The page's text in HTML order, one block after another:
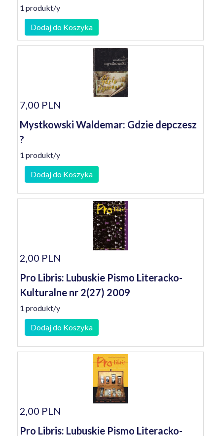
1 produkt/y
Dodaj do Koszyka
7,00 PLN
Mystkowski Waldemar: Gdzie depczesz
?
1 produkt/y
Dodaj do Koszyka
2,00 PLN
Pro Libris: Lubuskie Pismo Literacko-
Kulturalne nr 2(27) 2009
1 produkt/y
Dodaj do Koszyka
2,00 PLN
Pro Libris: Lubuskie Pismo Literacko-